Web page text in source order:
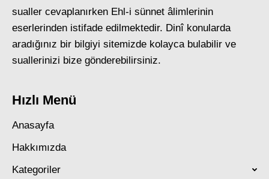
sualler cevaplanırken Ehl-i sünnet âlimlerinin
eserlerinden istifade edilmektedir. Dinî konularda
aradığınız bir bilgiyi sitemizde kolayca bulabilir ve
suallerinizi bize gönderebilirsiniz.
Hızlı Menü
Anasayfa
Hakkımızda
Kategoriler